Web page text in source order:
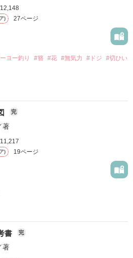
き」
ます
ったんや
作品を読む
－－
－－
) 27ページ
ヨー釣り #簪 #花 #無気力 #ドジ
#切ひい
完
著
) 19ページ
書 完
著